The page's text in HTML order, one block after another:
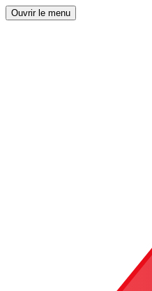
Ouvrir le menu